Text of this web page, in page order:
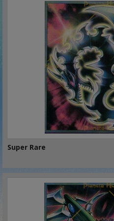
Super Rare